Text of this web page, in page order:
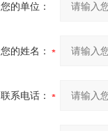
您的单位：
您的姓名：
联系电话：